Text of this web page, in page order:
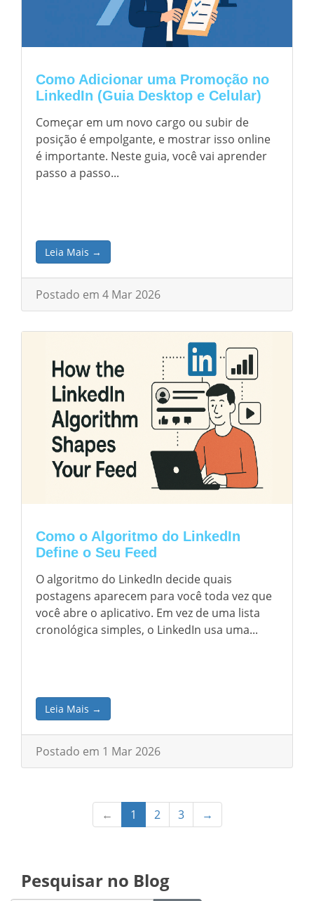
Como Adicionar uma Promoção no
LinkedIn (Guia Desktop e Celular)
Começar em um novo cargo ou subir de
posição é empolgante, e mostrar isso online
é importante. Neste guia, você vai aprender
passo a passo...
Leia Mais →
Postado em 4 Mar 2026
Como o Algoritmo do LinkedIn
Define o Seu Feed
O algoritmo do LinkedIn decide quais
postagens aparecem para você toda vez que
você abre o aplicativo. Em vez de uma lista
cronológica simples, o LinkedIn usa uma...
Leia Mais →
Postado em 1 Mar 2026
← 1 2 3 →
Pesquisar no Blog